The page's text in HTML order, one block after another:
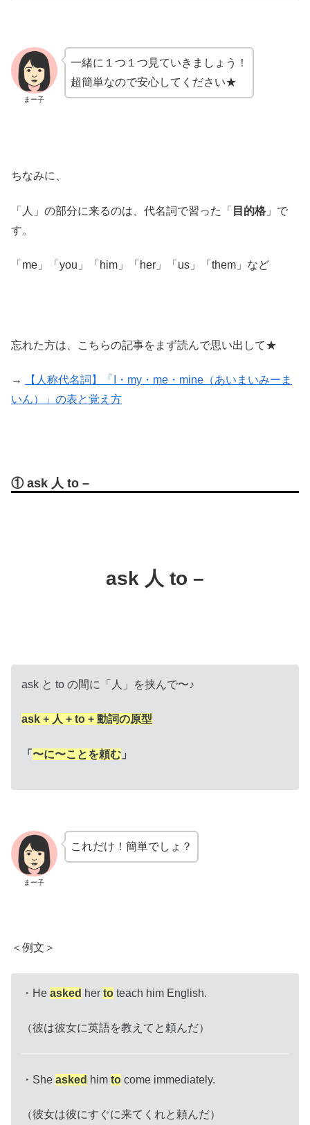
まー子
一緒に１つ１つ見ていきましょう！
超簡単なので安心してください★
ちなみに、
「人」の部分に来るのは、代名詞で習った「 目的格 」で
す。
「me」「you」「him」「her」「us」「them」など
忘れた方は、こちらの記事をまず読んで思い出して★
→
【人称代名詞】「I・my・me・mine（あいまいみーま
いん）」の表と覚え方
① ask 人 to –
ask 人 to –
ask と to の間に「人」を挟んで〜♪
ask + 人 + to + 動詞の原型
「 〜に〜ことを頼む 」
まー子
これだけ！簡単でしょ？
＜例文＞
・He asked her to teach him English.
（彼は彼女に英語を教えてと頼んだ）
・She asked him to come immediately.
（彼女は彼にすぐに来てくれと頼んだ）